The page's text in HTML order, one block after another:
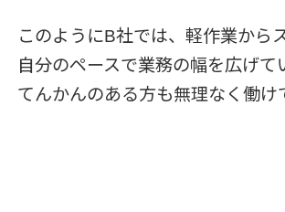
このようにB社では、軽作業から
自分のペースで業務の幅を広げて
てんかんのある方も無理なく働け